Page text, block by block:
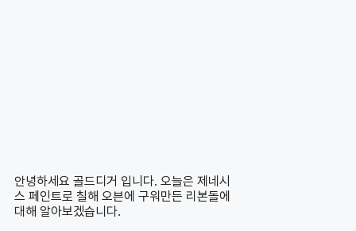
안녕하세요 골드디거 입니다. 오늘은 제네시
스 페인트로 칠해 오븐에 구워만든 리본돌에
대해 알아보겠습니다.